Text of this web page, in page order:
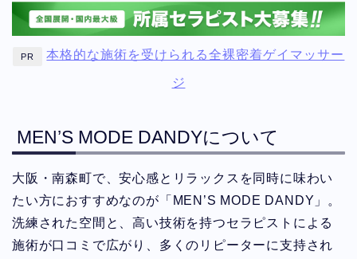
PR 本格的な施術を受けられる全裸密着ゲイマッサー
ジ
MEN’S MODE DANDYについて
大阪・南森町で、安心感とリラックスを同時に味わい
たい方におすすめなのが「MEN’S MODE DANDY」。
洗練された空間と、高い技術を持つセラピストによる
施術が口コミで広がり、多くのリピーターに支持され